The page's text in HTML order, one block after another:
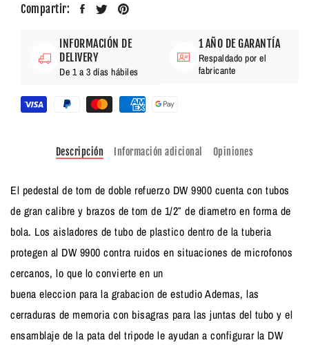
Compartir:
INFORMACIÓN DE
DELIVERY
De 1 a 3 días hábiles
1 AÑO DE GARANTÍA
Respaldado por el
fabricante
Descripción Información adicional Opiniones
El pedestal de tom de doble refuerzo DW 9900 cuenta con tubos
de gran calibre y brazos de tom de 1/2″ de diametro en forma de
bola. Los aisladores de tubo de plastico dentro de la tuberia
protegen al DW 9900 contra ruidos en situaciones de microfonos
cercanos, lo que lo convierte en un
buena eleccion para la grabacion de estudio Ademas, las
cerraduras de memoria con bisagras para las juntas del tubo y el
ensamblaje de la pata del tripode le ayudan a configurar la DW